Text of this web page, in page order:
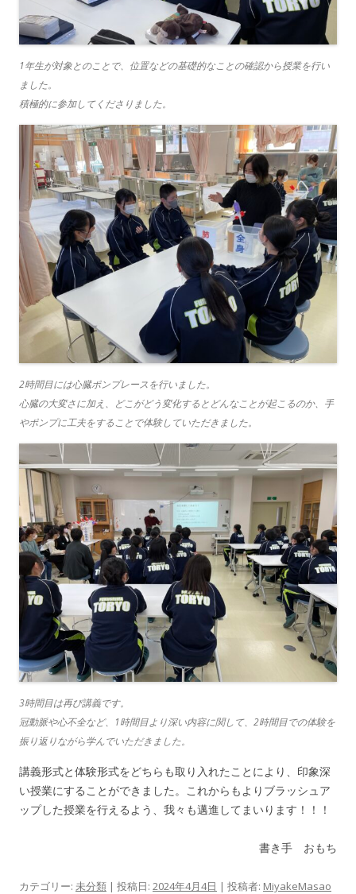
1年生が対象とのことで、位置などの基礎的なことの確認から授業を行い
ました。
積極的に参加してくださりました。
2時間目には心臓ポンプレースを行いました。
心臓の大変さに加え、どこがどう変化するとどんなことが起こるのか、手
やポンプに工夫をすることで体験していただきました。
3時間目は再び講義です。
冠動脈や心不全など、1時間目より深い内容に関して、2時間目での体験を
振り返りながら学んでいただきました。
講義形式と体験形式をどちらも取り入れたことにより、印象深
い授業にすることができました。これからもよりブラッシュア
ップした授業を行えるよう、我々も邁進してまいります！！！
書き手 おもち
カテゴリー: 未分類 | 投稿日: 2024年4月4日 | 投稿者: MiyakeMasao